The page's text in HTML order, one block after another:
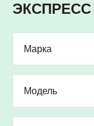
Марка
Модель